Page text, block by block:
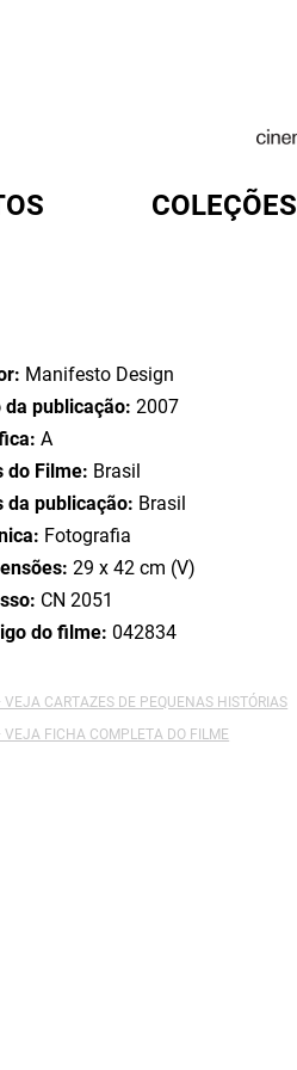
COLEÇÕES
Manifesto Design
da publicação:2007
A
do Filme: Brasil
da publicação: Brasil
Fotografia
29 x 42 cm (V)
CN 2051
do filme:042834
VEJA CARTAZES DE PEQUENAS HISTÓRIAS
VEJA FICHA COMPLETA DO FILME